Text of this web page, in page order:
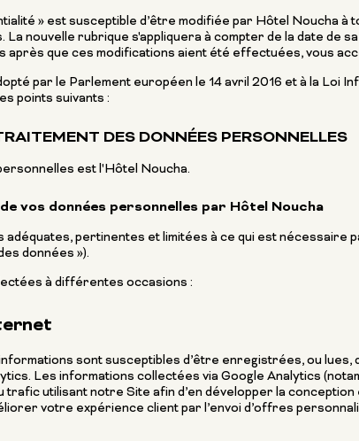
» est susceptible d’être modifiée par Hôtel Noucha à
nouvelle rubrique s'appliquera à compter de la date de
après que ces modifications aient été effectuées, vous
par le Parlement européen le 14 avril 2016 et à la Loi
points suivants :
DES DONNÉES PERSONNELLES
est l'Hôtel Noucha.
vos données personnelles par Hôtel Noucha
pertinentes et limitées à ce qui est nécessaire
données »).
à différentes occasions :
sont susceptibles d’être enregistrées, ou lues,
Les informations collectées via Google Analytics
utilisant notre Site afin d’en développer la
votre expérience client par l’envoi d’offres